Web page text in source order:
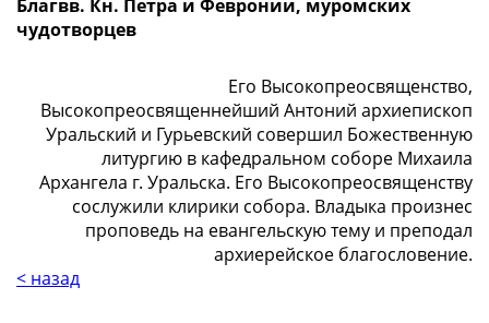
Благвв. Кн. Петра и Февронии, муромских
чудотворцев
Его Высокопреосвященство,
Высокопреосвященнейший Антоний архиепископ
Уральский и Гурьевский совершил Божественную
литургию в кафедральном соборе Михаила
Архангела г. Уральска. Его Высокопреосвященству
сослужили клирики собора. Владыка произнес
проповедь на евангельскую тему и преподал
архиерейское благословение.
< назад